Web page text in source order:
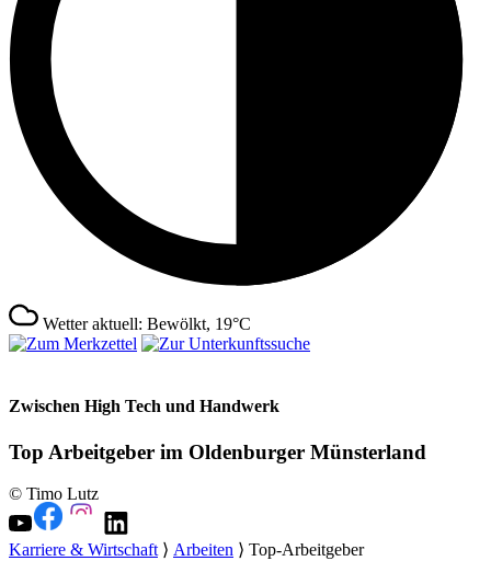
Wetter aktuell: Bewölkt, 19°C
Zwischen High Tech und Handwerk
Top Arbeitgeber im Oldenburger Münsterland
© Timo Lutz
Karriere & Wirtschaft⟩ Arbeiten ⟩ Top-Arbeitgeber